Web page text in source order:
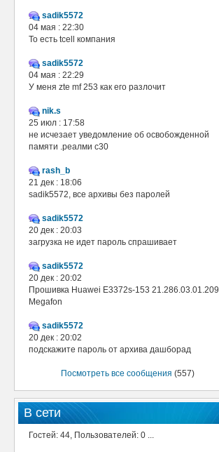
sadik5572
04 мая : 22:30
То есть tcell компания
sadik5572
04 мая : 22:29
У меня zte mf 253 как его разлочит
nik.s
25 июл : 17:58
не исчезает уведомление об освобожденной
памяти .реалми с30
rash_b
21 дек : 18:06
sadik5572, все архивы без паролей
sadik5572
20 дек : 20:03
загрузка не идет пароль спрашивает
sadik5572
20 дек : 20:02
Прошивка Huawei E3372s-153 21.286.03.01.209
Megafon
sadik5572
20 дек : 20:02
подскажите пароль от архива дашборад
Посмотреть все сообщения (557)
В сети
Гостей: 44, Пользователей: 0 ...